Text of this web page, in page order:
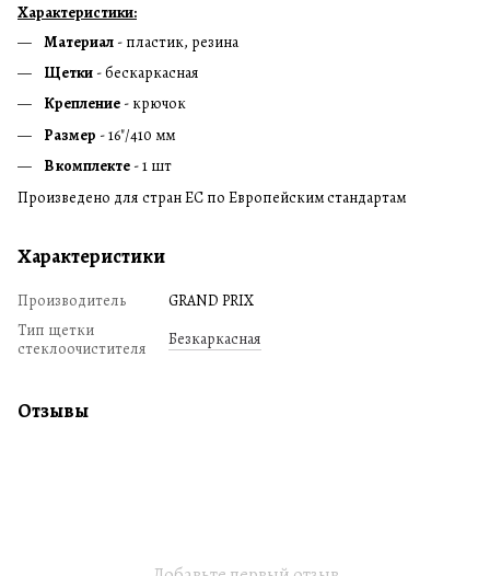
Характеристики:
Материал - пластик, резина
Щетки - бескаркасная
Крепление - крючок
Размер - 16"/410 мм
В комплекте - 1 шт
Произведено для стран ЕС по Европейским стандартам
Характеристики
Производитель
GRAND PRIX
Тип щетки
стеклоочистителя
Безкаркасная
Отзывы